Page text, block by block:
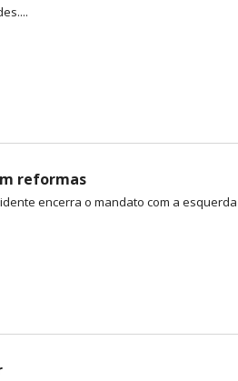
reformas
encerra o mandato com a